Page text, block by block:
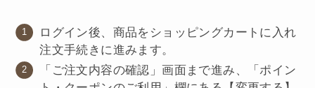
ログイン後、商品をショッピングカートに入れ
注文手続きに進みます。
「ご注文内容の確認」画面まで進み、「ポイン